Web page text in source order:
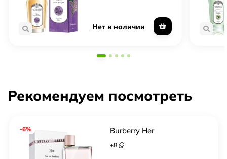
Нет в наличии
Рекомендуем посмотреть
-6% Burberry Her
+8